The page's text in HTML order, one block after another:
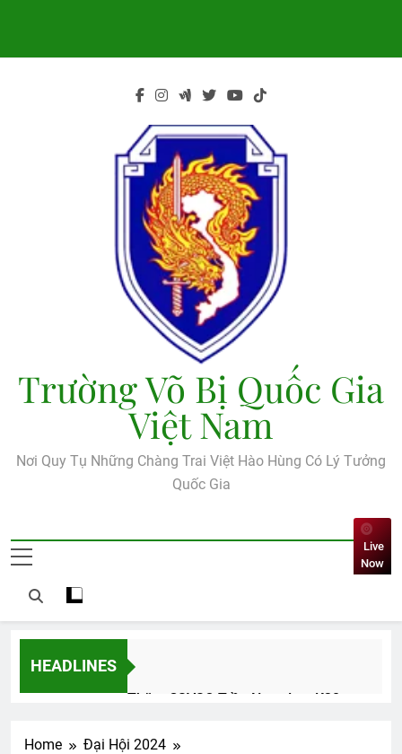
Trường Võ Bị Quốc Gia
Việt Nam
Nơi Quy Tụ Những Chàng Trai Việt Hào Hùng Có Lý Tưởng
Quốc Gia
Live
Now
HEADLINES
Thăm CSVSQ Trần Ngọc Lạc K30
Home
Đại Hội 2024